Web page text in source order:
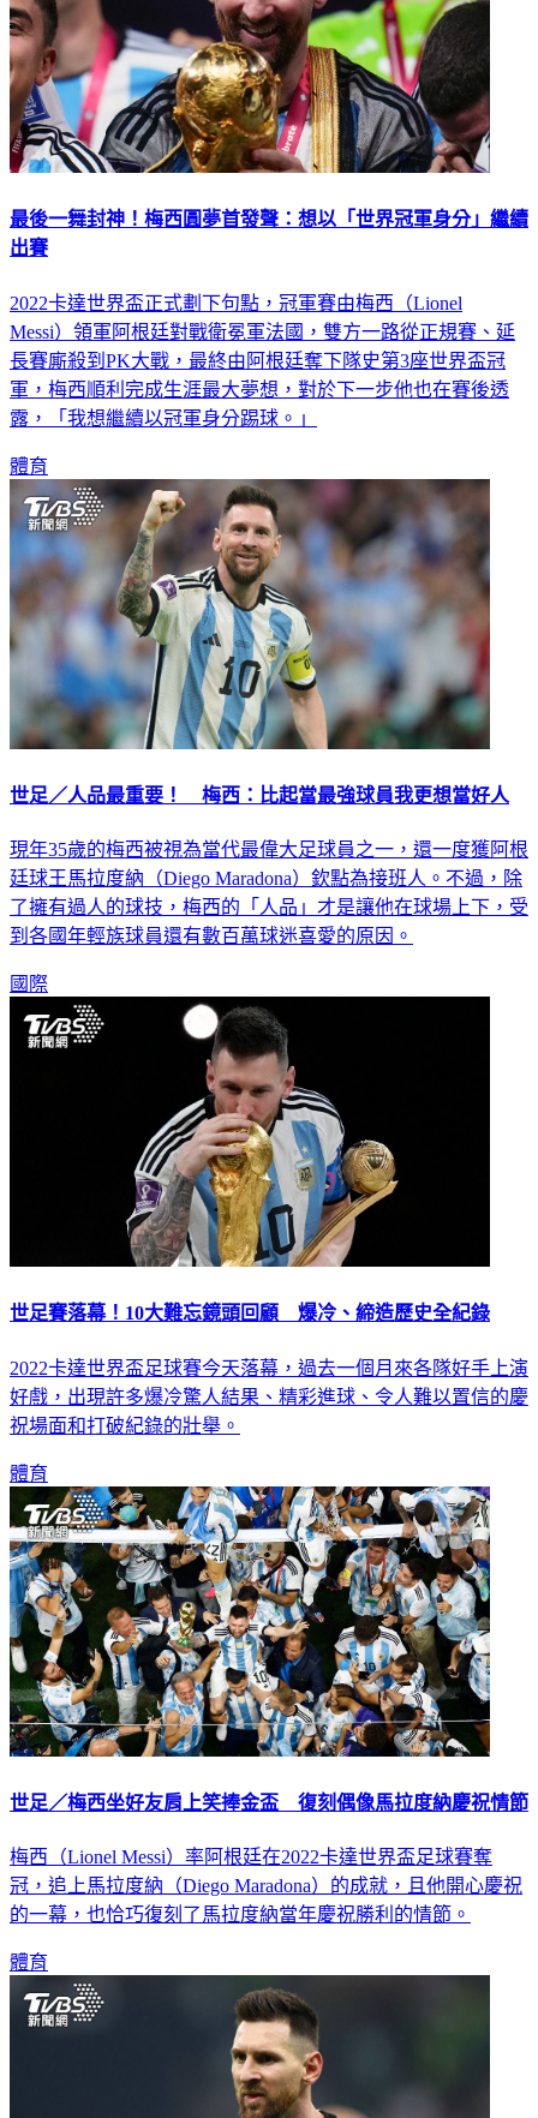
最後一舞封神！梅西圓夢首發聲：想以「世界冠軍身分」繼續
出賽
2022卡達世界盃正式劃下句點，冠軍賽由梅西（Lionel
Messi）領軍阿根廷對戰衛冕軍法國，雙方一路從正規賽、延
長賽廝殺到PK大戰，最終由阿根廷奪下隊史第3座世界盃冠
軍，梅西順利完成生涯最大夢想，對於下一步他也在賽後透
露，「我想繼續以冠軍身分踢球。」
體育
世足／人品最重要！ 梅西：比起當最強球員我更想當好人
現年35歲的梅西被視為當代最偉大足球員之一，還一度獲阿根
廷球王馬拉度納（Diego Maradona）欽點為接班人。不過，除
了擁有過人的球技，梅西的「人品」才是讓他在球場上下，受
到各國年輕族球員還有數百萬球迷喜愛的原因。
國際
世足賽落幕！10大難忘鏡頭回顧 爆冷、締造歷史全紀錄
2022卡達世界盃足球賽今天落幕，過去一個月來各隊好手上演
好戲，出現許多爆冷驚人結果、精彩進球、令人難以置信的慶
祝場面和打破紀錄的壯舉。
體育
世足／梅西坐好友肩上笑捧金盃 復刻偶像馬拉度納慶祝情節
梅西（Lionel Messi）率阿根廷在2022卡達世界盃足球賽奪
冠，追上馬拉度納（Diego Maradona）的成就，且他開心慶祝
的一幕，也恰巧復刻了馬拉度納當年慶祝勝利的情節。
體育